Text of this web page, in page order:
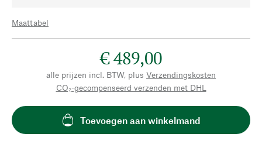
Maattabel
€ 489,00
alle prijzen incl. BTW, plus Verzendingskosten
CO₂-gecompenseerd verzenden met DHL
Toevoegen aan winkelmand